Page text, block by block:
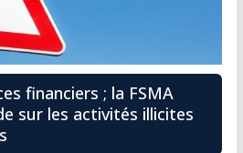
financiers ; la FSMA
sur les activités illicites